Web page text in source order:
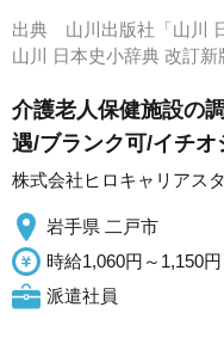
出典 山川出版社「山川
山川 日本史小辞典 改訂
介護老人保健施設の
遇/ブランク可/イチオ
株式会社ヒロキャリアス
岩手県 二戸市
時給1,060円～1,150円
派遣社員